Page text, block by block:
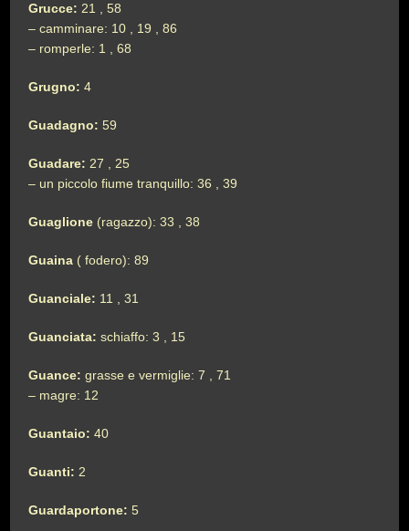
Grucce: 21 , 58
– camminare: 10 , 19 , 86
– romperle: 1 , 68
Grugno: 4
Guadagno: 59
Guadare: 27 , 25
– un piccolo fiume tranquillo: 36 , 39
Guaglione (ragazzo): 33 , 38
Guaina ( fodero): 89
Guanciale: 11 , 31
Guanciata: schiaffo: 3 , 15
Guance: grasse e vermiglie: 7 , 71
– magre: 12
Guantaio:40
Guanti: 2
Guardaportone: 5